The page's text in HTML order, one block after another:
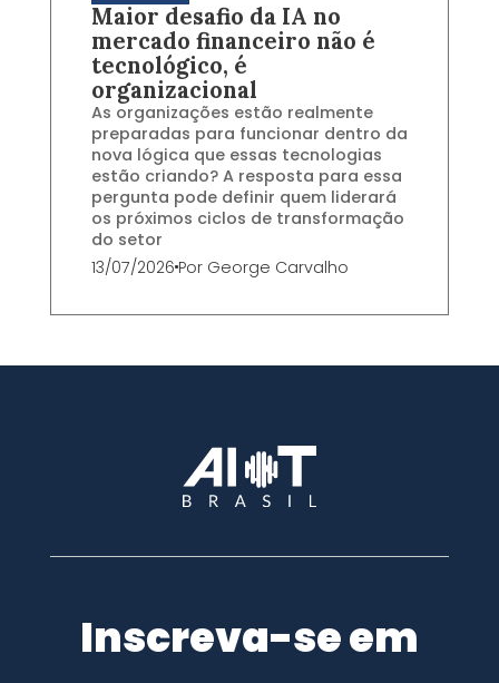
Maior desafio da IA no
mercado financeiro não é
tecnológico, é
organizacional
As organizações estão realmente
preparadas para funcionar dentro da
nova lógica que essas tecnologias
estão criando? A resposta para essa
pergunta pode definir quem liderará
os próximos ciclos de transformação
do setor
13/07/2026Por George Carvalho
Inscreva-se em